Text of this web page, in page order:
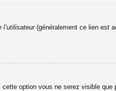
l’utilisateur(généralement ce lien est
cette option vous ne serez visible